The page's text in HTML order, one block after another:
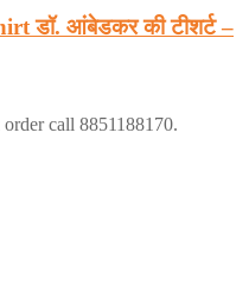
डॉ. आंबेडकर की टीशर्ट –
call 8851188170.